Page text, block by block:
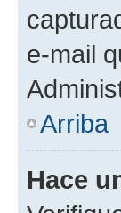
e-mail
Arriba
Hace